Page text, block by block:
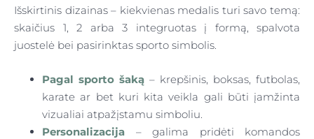
Išskirtinis dizainas– kiekvienas medalis turi savo temą:
skaičius 1, 2 arba 3 integruotas į formą, spalvota
juostelė bei pasirinktas sporto simbolis.
Pagal sporto šaką – krepšinis, boksas, futbolas,
karate ar bet kuri kita veikla gali būti įamžinta
vizualiai atpažįstamu simboliu.
Personalizacija
– galima pridėti komandos